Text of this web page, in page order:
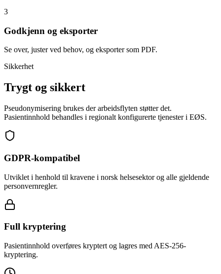
3
Godkjenn og eksporter
Se over, juster ved behov, og eksporter som PDF.
Sikkerhet
Trygt og sikkert
Pseudonymisering brukes der arbeidsflyten støtter det.
Pasientinnhold behandles i regionalt konfigurerte tjenester i EØS.
GDPR-kompatibel
Utviklet i henhold til kravene i norsk helsesektor og alle gjeldende
personvernregler.
Full kryptering
Pasientinnhold overføres kryptert og lagres med AES-256-
kryptering.